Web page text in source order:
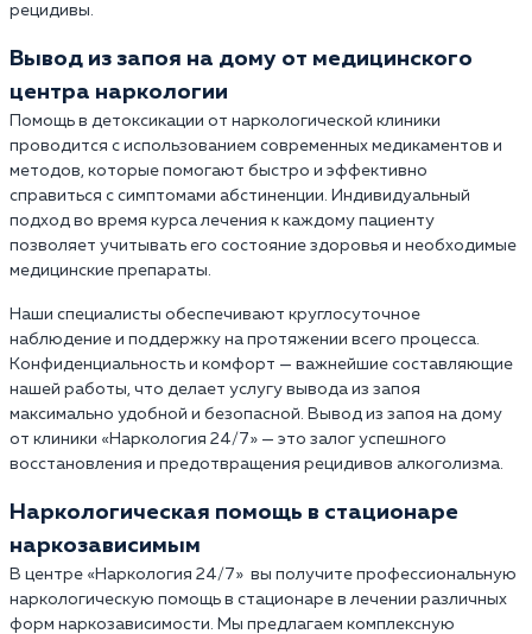
рецидивы.
Вывод из запоя на дому от медицинского
центра наркологии
Помощь в детоксикации от наркологической клиники
проводится с использованием современных медикаментов и
методов, которые помогают быстро и эффективно
справиться с симптомами абстиненции. Индивидуальный
подход во время курса лечения к каждому пациенту
позволяет учитывать его состояние здоровья и необходимые
медицинские препараты.
Наши специалисты обеспечивают круглосуточное
наблюдение и поддержку на протяжении всего процесса.
Конфиденциальность и комфорт — важнейшие составляющие
нашей работы, что делает услугу вывода из запоя
максимально удобной и безопасной. Вывод из запоя на дому
от клиники «Наркология 24/7» — это залог успешного
восстановления и предотвращения рецидивов алкоголизма.
Наркологическая помощь в стационаре
наркозависимым
В центре «Наркология 24/7» вы получите профессиональную
наркологическую помощь в стационаре в лечении различных
форм наркозависимости. Мы предлагаем комплексную